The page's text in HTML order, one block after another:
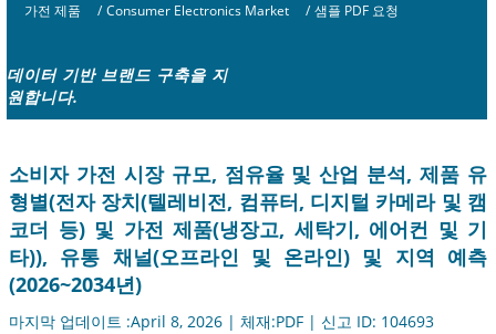
가전 ​​제품 / Consumer Electronics Market / 샘플 PDF 요청
데이터 기반 브랜드 구축을 지
원합니다.
소비자 가전 시장 규모, 점유율 및 산업 분석, 제품 유
형별(전자 장치(텔레비전, 컴퓨터, 디지털 카메라 및 캠
코더 등) 및 가전 제품(냉장고, 세탁기, 에어컨 및 기
타)), 유통 채널(오프라인 및 온라인) 및 지역 예측
(2026~2034년)
마지막 업데이트 :April 8, 2026 | 체재:PDF | 신고 ID: 104693